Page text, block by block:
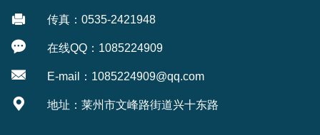
传真：0535-2421948
在线QQ：1085224909
E-mail：1085224909@qq.com
地址：莱州市文峰路街道兴十东路